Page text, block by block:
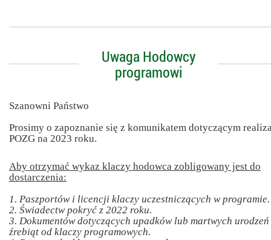
Uwaga Hodowcy
programowi
Szanowni Państwo
Prosimy o zapoznanie się z komunikatem dotyczącym
POZG na 2023 roku.
Aby otrzymać wykaz klaczy hodowca zobligowany jest do
dostarczenia:
1. Paszportów i licencji klaczy uczestniczących w programie.
2. Świadectw pokryć z 2022 roku.
3. Dokumentów dotyczących upadków lub martwych urodzeń
źrebiąt od klaczy programowych.